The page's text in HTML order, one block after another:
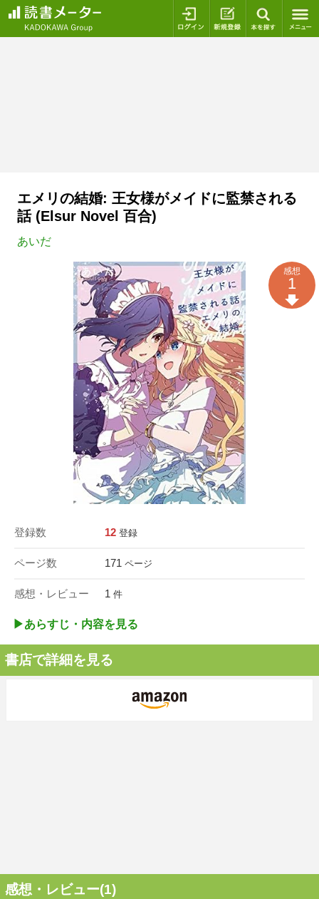
ログイン 新規登録
エメリの結婚: 王女様がメイドに監禁される
話 (Elsur Novel 百合)
あいだ
登録数 12 登録
ページ数 171 ページ
感想・レビュー 1 件
感想
1
▶︎あらすじ・内容を見る
書店で詳細を見る
感想・レビュー(1)